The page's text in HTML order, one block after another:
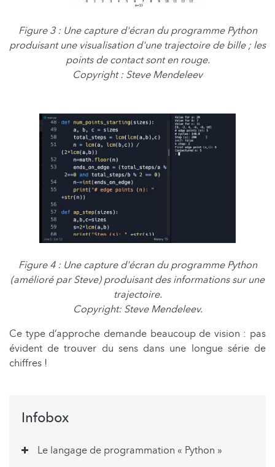
Figure 3 : Une capture d'écran du programme Python
produisant une visualisation d'une trajectoire de bille ; les
points de contact sont en rouge.
Copyright : Steve Mendeleev
Figure 4 : Une capture d'écran du programme Python
(amélioré par Steve) produisant des informations sur une
trajectoire.
Copyright: Steve Mendeleev.
Ce type d’approche demande beaucoup de vision : pas
évident de trouver du sens dans une longue série de
chiffres !
Infobox
Le langage de programmation « Python »